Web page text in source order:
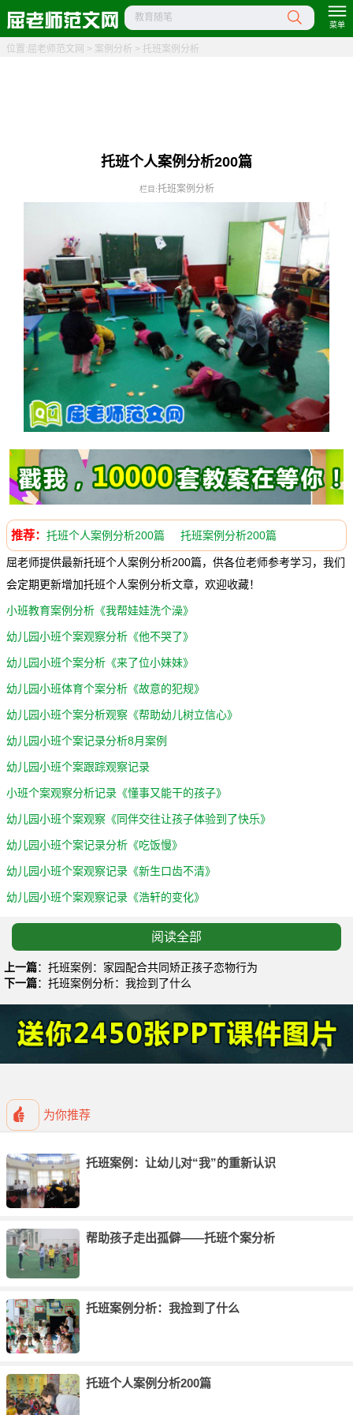
教育随笔
菜单
位置: 屈老师范文网 > 案例分析 > 托班案例分析
托班个人案例分析200篇
栏目:托班案例分析
推荐： 托班个人案例分析200篇 托班案例分析200篇
屈老师提供最新托班个人案例分析200篇，供各位老师参考学习，我们
会定期更新增加托班个人案例分析文章，欢迎收藏！
小班教育案例分析《我帮娃娃洗个澡》
幼儿园小班个案观察分析《他不哭了》
幼儿园小班个案分析《来了位小妹妹》
幼儿园小班体育个案分析《故意的犯规》
幼儿园小班个案分析观察《帮助幼儿树立信心》
幼儿园小班个案记录分析8月案例
幼儿园小班个案跟踪观察记录
小班个案观察分析记录《懂事又能干的孩子》
幼儿园小班个案观察《同伴交往让孩子体验到了快乐》
幼儿园小班个案记录分析《吃饭慢》
幼儿园小班个案观察记录《新生口齿不清》
幼儿园小班个案观察记录《浩轩的变化》
幼儿园小班个案分析与教育措施（3岁）
幼儿园小班个案记录分析《争抢玩具》
幼儿园小班个案分析《爱带零食和早餐》
小班个案观察分析记录《变形的小碗》
幼儿园小班个案分析《哼，我生气了》
幼儿园小班个案观察《一个祖辈教养的孩子》
幼儿园小班案例分析10个
阅读全部
上一篇： 托班案例：家园配合共同矫正孩子恋物行为
下一篇： 托班案例分析：我捡到了什么
为你推荐
托班案例：让幼儿对“我”的重新认识
帮助孩子走出孤僻——托班个案分析
托班案例分析：我捡到了什么
托班个人案例分析200篇